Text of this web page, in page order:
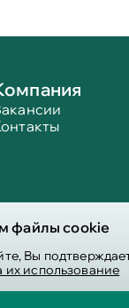
файлы cookie
Вы
их использование